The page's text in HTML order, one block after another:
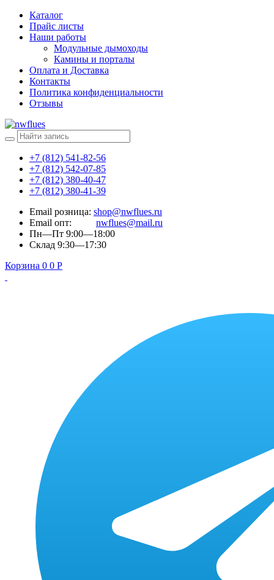
Каталог
Прайс листы
Наши работы
Модульные дымоходы
Камины и порталы
Оплата и Доставка
Контакты
Политика конфиденциальности
Отзывы
+7 (812) 541-82-56
+7 (812) 542-07-85
+7 (812) 380-40-47
+7 (812) 380-41-39
Email розница: shop@nwflues.ru
Email опт: nwflues@mail.ru
Пн—Пт 9:00—18:00
Склад 9:30—17:30
Корзина 0 0 Р